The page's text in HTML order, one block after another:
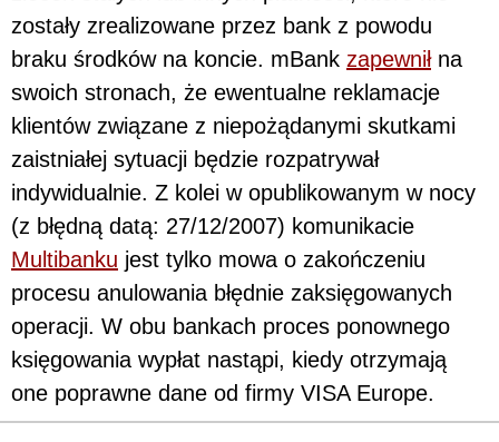
zostały zrealizowane przez bank z powodu
braku środków na koncie. mBank zapewniłna
swoich stronach, że ewentualne reklamacje
klientów związane z niepożądanymi skutkami
zaistniałej sytuacji będzie rozpatrywał
indywidualnie. Z kolei w opublikowanym w nocy
(z błędną datą: 27/12/2007) komunikacie
Multibanku jest tylko mowa o zakończeniu
procesu anulowania błędnie zaksięgowanych
operacji. W obu bankach proces ponownego
księgowania wypłat nastąpi, kiedy otrzymają
one poprawne dane od firmy VISA Europe.